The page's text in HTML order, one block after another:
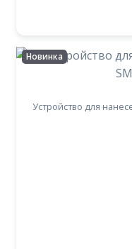
Новинка
Устройство для